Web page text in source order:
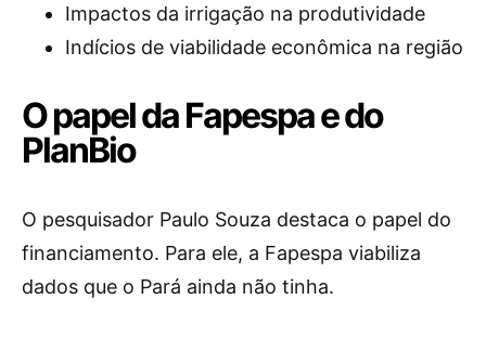
Impactos da irrigação na produtividade
Indícios de viabilidade econômica na região
O papel da Fapespa e do
PlanBio
O pesquisador Paulo Souza destaca o papel do
financiamento. Para ele, a Fapespa viabiliza
dados que o Pará ainda não tinha.